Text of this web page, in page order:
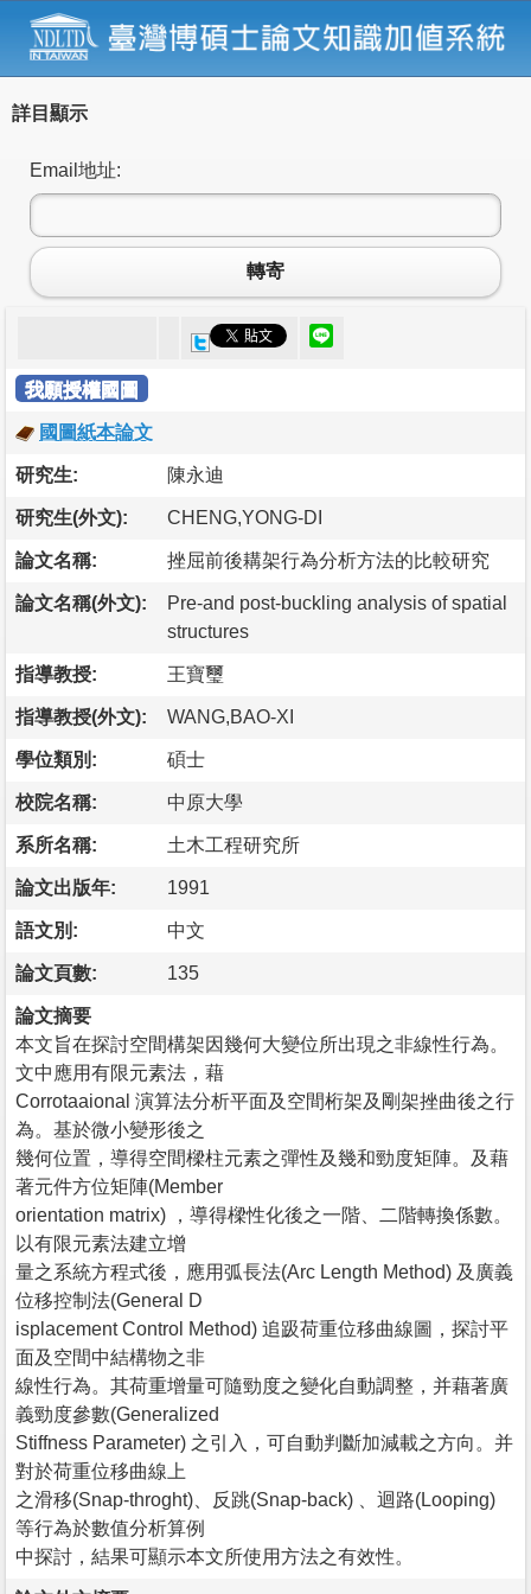
詳目顯示
Email地址:
轉寄
我願授權國圖
國圖紙本論文
研究生: 陳永迪
研究生(外文): CHENG,YONG-DI
論文名稱: 挫屈前後耩架行為分析方法的比較研究
論文名稱(外文):
Pre-and post-buckling analysis of spatial
structures
指導教授: 王寶璽
指導教授(外文): WANG,BAO-XI
學位類別: 碩士
校院名稱: 中原大學
系所名稱: 土木工程研究所
論文出版年: 1991
語文別: 中文
論文頁數: 135
論文摘要
本文旨在探討空間構架因幾何大變位所出現之非線性行為。
文中應用有限元素法，藉
Corrotaaional 演算法分析平面及空間桁架及剛架挫曲後之行
為。基於微小變形後之
幾何位置，導得空間樑柱元素之彈性及幾和勁度矩陣。及藉
著元件方位矩陣(Member
orientation matrix) ，導得樑性化後之一階、二階轉換係數。
以有限元素法建立增
量之系統方程式後，應用弧長法(Arc Length Method) 及廣義
位移控制法(General D
isplacement Control Method) 追趿荷重位移曲線圖，探討平
面及空間中結構物之非
線性行為。其荷重增量可隨勁度之變化自動調整，并藉著廣
義勁度參數(Generalized
Stiffness Parameter) 之引入，可自動判斷加減載之方向。并
對於荷重位移曲線上
之滑移(Snap-throght)、反跳(Snap-back) 、迴路(Looping)
等行為於數值分析算例
中探討，結果可顯示本文所使用方法之有效性。